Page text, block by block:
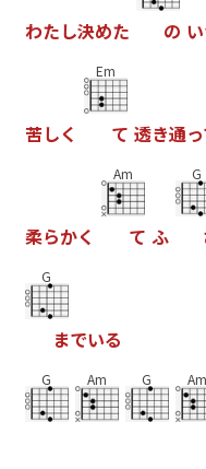
わたし決めた の い
苦しく
Em
て 透き通っ
柔らかく
Am
て ふ
G
G
までいる
G Am G Am